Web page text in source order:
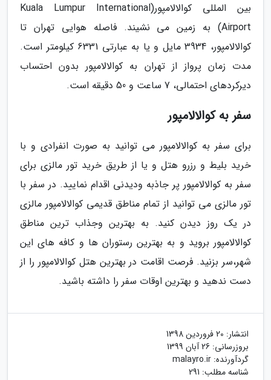
بین المللی کوالالامپور(Kuala Lumpur International
Airport) به زمین می نشیند. فاصله هوایی تهران تا
کوالالامپور، 3934 مایل و یا به عبارتی 6331 کیلومتر است.
مدت زمان پرواز از تهران به کوالالامپور بدون احتساب
دیرکردهای احتمالی، 7 ساعت و 50 دقیقه است.
سفر به کوالالامپور
برای سفر به کوالالامپور می توانید به صورت انفرادی و با
خرید بلیط و رزرو هتل و یا از طریق خرید تور مالزی برای
سفر به کوالالامپور پر جاذبه ودیدنی اقدام نمایید. در سفر با
تور مالزی می توانید از تمام مناطق قدیمی کوالالامپور مالزی
در یک روز دیدن کنید. به بهترین وجذاب ترین مناطق
کوالالامپور بروید و به بهترین رستوران ها و کافه های این
شهر،سر بزنید. فرصت اقامت در بهترین هتل کوالالامپور را از
دست ندهید و بهترین اوقات سفر را داشته باشید.
انتشار: 20 فروردین 1398
بروزرسانی: 26 آبان 1399
گردآورنده: malayro.ir
شناسه مطلب: 291